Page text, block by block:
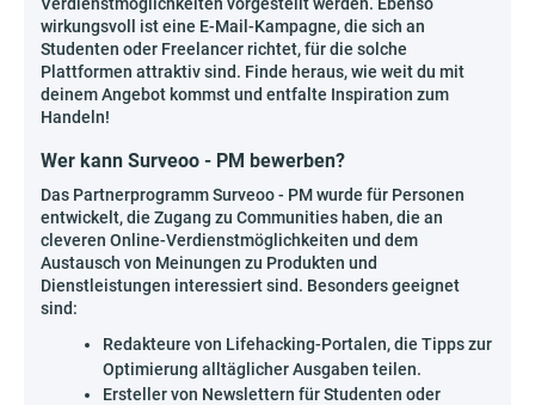
wirkungsvoll ist eine E-Mail-Kampagne, die sich an
Studenten oder Freelancer richtet, für die solche
Plattformen attraktiv sind. Finde heraus, wie weit du mit
deinem Angebot kommst und entfalte Inspiration zum
Handeln!
Wer kann Surveoo - PM bewerben?
Das Partnerprogramm Surveoo - PM wurde für Personen
entwickelt, die Zugang zu Communities haben, die an
cleveren Online-Verdienstmöglichkeiten und dem
Austausch von Meinungen zu Produkten und
Dienstleistungen interessiert sind. Besonders geeignet
sind:
Redakteure von Lifehacking-Portalen, die Tipps zur
Optimierung alltäglicher Ausgaben teilen.
Ersteller von Newslettern für Studenten oder